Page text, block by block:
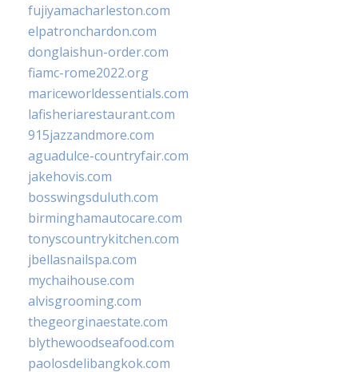
fujiyamacharleston.com
elpatronchardon.com
donglaishun-order.com
fiamc-rome2022.org
mariceworldessentials.com
lafisheriarestaurant.com
915jazzandmore.com
aguadulce-countryfair.com
jakehovis.com
bosswingsduluth.com
birminghamautocare.com
tonyscountrykitchen.com
jbellasnailspa.com
mychaihouse.com
alvisgrooming.com
thegeorginaestate.com
blythewoodseafood.com
paolosdelibangkok.com